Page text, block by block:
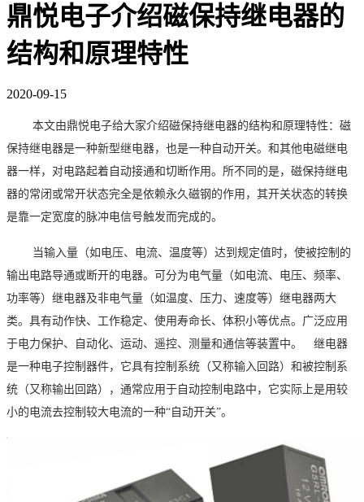
鼎悦电子介绍磁保持继电器的
结构和原理特性
2020-09-15
本文由鼎悦电子给大家介绍磁保持继电器的结构和原理特性：磁
保持继电器是一种新型继电器，也是一种自动开关。和其他电磁继电
器一样，对电路起着自动接通和切断作用。所不同的是，磁保持继电
器的常闭或常开状态完全是依赖永久磁钢的作用，其开关状态的转换
是靠一定宽度的脉冲电信号触发而完成的。
当输入量（如电压、电流、温度等）达到规定值时，使被控制的
输出电路导通或断开的电器。可分为电气量（如电流、电压、频率、
功率等）继电器及非电气量（如温度、压力、速度等）继电器两大
类。具有动作快、工作稳定、使用寿命长、体积小等优点。广泛应用
于电力保护、自动化、运动、遥控、测量和通信等装置中。 继电器
是一种电子控制器件，它具有控制系统（又称输入回路）和被控制系
统（又称输出回路），通常应用于自动控制电路中，它实际上是用较
小的电流去控制较大电流的一种“自动开关”。